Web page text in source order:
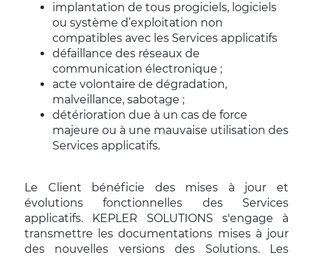
implantation de tous progiciels, logiciels
ou système d’exploitation non
compatibles avec les Services applicatifs
défaillance des réseaux de
communication électronique ;
acte volontaire de dégradation,
malveillance, sabotage ;
détérioration due à un cas de force
majeure ou à une mauvaise utilisation des
Services applicatifs.
Le Client bénéficie des mises à jour et
évolutions fonctionnelles des Services
applicatifs. KEPLER SOLUTIONS s'engage à
transmettre les documentations mises à jour
des nouvelles versions des Solutions. Les